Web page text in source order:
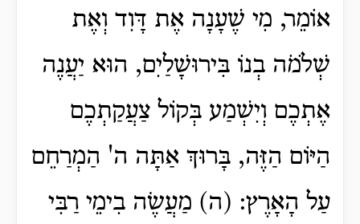
אוֹמֵר, מִי שֶׁעָנָה אֶת דָּוִד וְאֶת
שְׁלֹמֹה בְנוֹ בִּירוּשָׁלַיִם, הוּא יַעֲנֶה
אֶתְכֶם וְיִשְׁמַע בְּקוֹל צַעֲקַתְכֶם
הַיּוֹם הַזֶּה, בָּרוּךְ אַתָּה ה' הַמְרַחֵם
עַל הָאָרֶץ: (ה) מַעֲשֶׂה בִימֵי רַבִּי